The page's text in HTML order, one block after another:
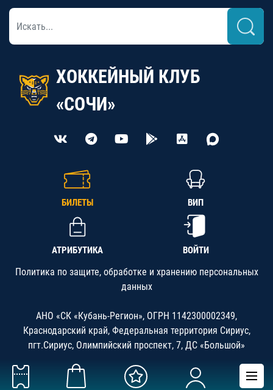
ХОККЕЙНЫЙ КЛУБ
«СОЧИ»
БИЛЕТЫ ВИП
АТРИБУТИКА ВОЙТИ
Политика по защите, обработке и хранению персональных
данных
АНО «СК «Кубань-Регион», ОГРН 1142300002349,
Краснодарский край, Федеральная территория Сириус,
пгт.Сириус, Олимпийский проспект, 7, ДС «Большой»